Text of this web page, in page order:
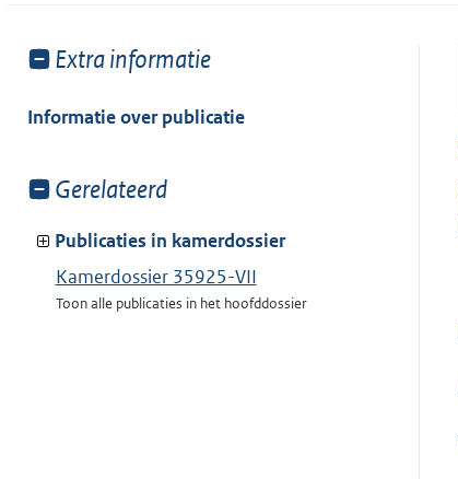
Toon
van:
Extra informatie
Informatie over publicatie
Toon
van:
Gerelateerd
Publicaties in kamerdossier
Kamerdossier 35925-VII
Toon alle publicaties in het hoofddossier